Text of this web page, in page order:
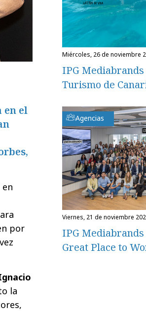
en el
por
la
miércoles, 26 de noviembre
IPG
Turismo de
Agencias
viernes, 21 de noviembre
IPG
Great Place to